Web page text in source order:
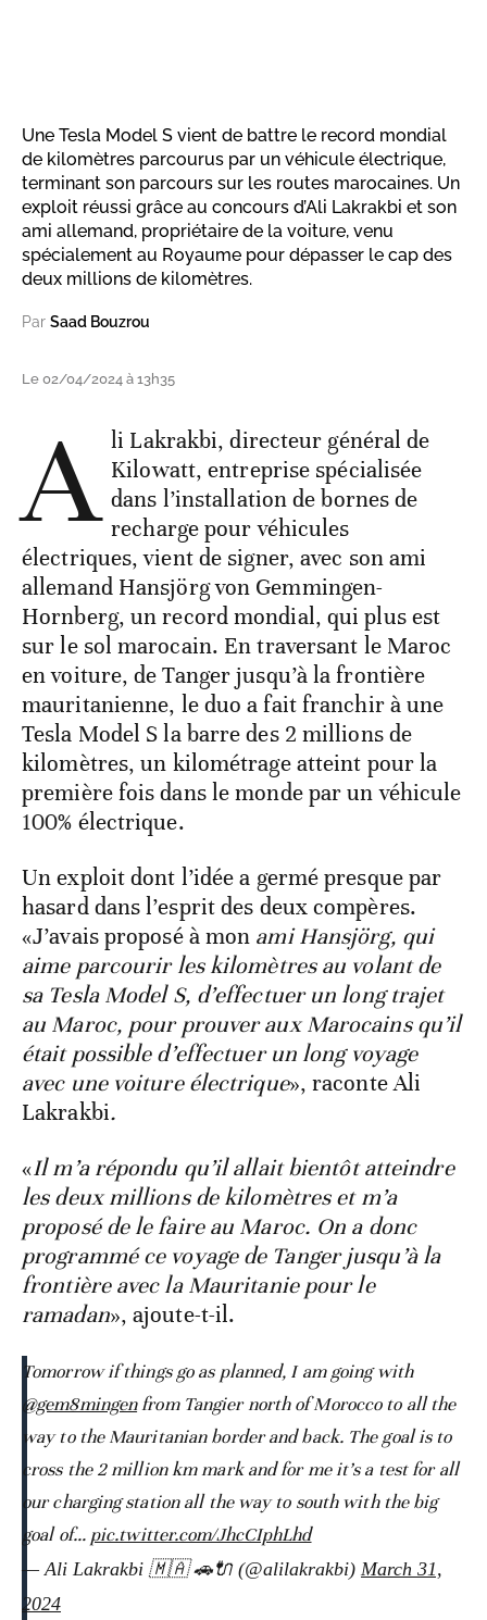
Une Tesla Model S vient de battre le record mondial
de kilomètres parcourus par un véhicule électrique,
terminant son parcours sur les routes marocaines. Un
exploit réussi grâce au concours d’Ali Lakrakbi et son
ami allemand, propriétaire de la voiture, venu
spécialement au Royaume pour dépasser le cap des
deux millions de kilomètres.
Par Saad Bouzrou
Le 02/04/2024 à 13h35
A li Lakrakbi, directeur général de
Kilowatt, entreprise spécialisée
dans l’installation de bornes de
recharge pour véhicules
électriques, vient de signer, avec son ami
allemand Hansjörg von Gemmingen-
Hornberg, un record mondial, qui plus est
sur le sol marocain. En traversant le Maroc
en voiture, de Tanger jusqu’à la frontière
mauritanienne, le duo a fait franchir à une
Tesla Model S la barre des 2 millions de
kilomètres, un kilométrage atteint pour la
première fois dans le monde par un véhicule
100% électrique.
Un exploit dont l’idée a germé presque par
hasard dans l’esprit des deux compères.
«J’avais proposé à mon ami Hansjörg, qui
aime parcourir les kilomètres au volant de
sa Tesla Model S, d’effectuer un long trajet
au Maroc, pour prouver aux Marocains qu’il
était possible d’effectuer un long voyage
avec une voiture électrique», raconte Ali
Lakrakbi.
«Il m’a répondu qu’il allait bientôt atteindre
les deux millions de kilomètres et m’a
proposé de le faire au Maroc. On a donc
programmé ce voyage de Tanger jusqu’à la
frontière avec la Mauritanie pour le
ramadan», ajoute-t-il.
Tomorrow if things go as planned, I am going with
@gem8mingenfrom Tangier north of Morocco to all the
way to the Mauritanian border and back. The goal is to
cross the 2 million km mark and for me it’s a test for all
our charging station all the way to south with the big
goal of… pic.twitter.com/JhcCIphLhd
— Ali Lakrakbi 🇲🇦 🚗🔌 (@alilakrakbi) March 31,
2024